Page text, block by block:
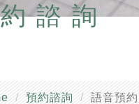
諮詢
預約諮詢 語音預約